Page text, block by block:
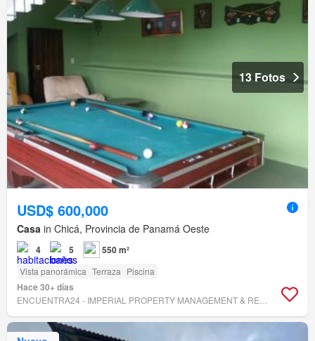
13 Fotos
USD$ 600,000
Casa in Chicá, Provincia de Panamá Oeste
4 5 550 m²
Vista panorámica Terraza Piscina
Hace 30+ días